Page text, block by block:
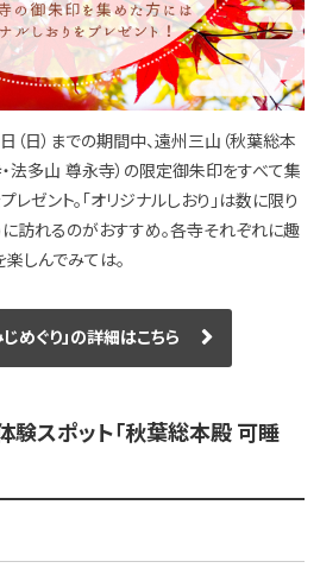
（日）までの期間中、遠州三山（秋葉総本
法多山 尊永寺）の限定御朱印をすべて集
レゼント。「オリジナルしおり」は数に限り
訪れるのがおすすめ。各寺それぞれに趣
しんでみては。
めぐり」の詳細はこちら
験スポット「秋葉総本殿 可睡